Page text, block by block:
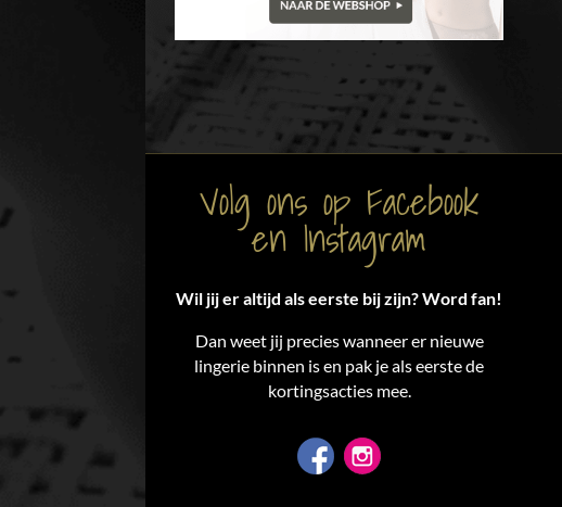
Volg ons op Facebook
en Instagram
Wil jij er altijd als eerste bij zijn? Word fan!
Dan weet jij precies wanneer er nieuwe
lingerie binnen is en pak je als eerste de
kortingsacties mee.